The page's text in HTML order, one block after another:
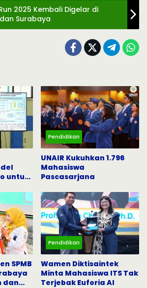
Run 2025 Kembali Digelar di
Surabaya
untuk
Pendidikan
UNAIR Kukuhkan 1.796
Mahasiswa
Pascasarjana
SPMB
dan
Pendidikan
Wamen Diktisaintek
Minta Mahasiswa ITS Tak
Terjebak Euforia AI